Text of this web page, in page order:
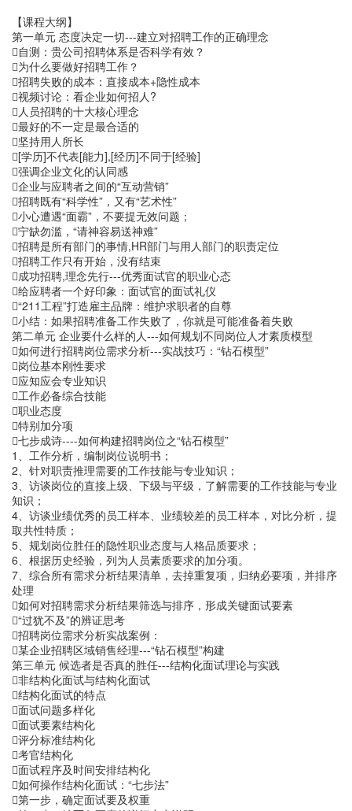
【课程大纲】
第一单元 态度决定一切---建立对招聘工作的正确理念
自测：贵公司招聘体系是否科学有效？
为什么要做好招聘工作？
招聘失败的成本：直接成本+隐性成本
视频讨论：看企业如何招人?
人员招聘的十大核心理念
最好的不一定是最合适的
坚持用人所长
[学历]不代表[能力],[经历]不同于[经验]
强调企业文化的认同感
企业与应聘者之间的“互动营销”
招聘既有“科学性”，又有“艺术性”
小心遭遇“面霸”，不要提无效问题；
宁缺勿滥，“请神容易送神难”
招聘是所有部门的事情,HR部门与用人部门的职责定位
招聘工作只有开始，没有结束
成功招聘,理念先行---优秀面试官的职业心态
给应聘者一个好印象：面试官的面试礼仪
“211工程”打造雇主品牌：维护求职者的自尊
小结：如果招聘准备工作失败了，你就是可能准备着失败
第二单元 企业要什么样的人---如何规划不同岗位人才素质模型
如何进行招聘岗位需求分析---实战技巧：“钻石模型”
岗位基本刚性要求
应知应会专业知识
工作必备综合技能
职业态度
特别加分项
七步成诗----如何构建招聘岗位之“钻石模型”
1、工作分析，编制岗位说明书；
2、针对职责推理需要的工作技能与专业知识；
3、访谈岗位的直接上级、下级与平级，了解需要的工作技能与专业
知识；
4、访谈业绩优秀的员工样本、业绩较差的员工样本，对比分析，提
取共性特质；
5、规划岗位胜任的隐性职业态度与人格品质要求；
6、根据历史经验，列为人员素质要求的加分项。
7、综合所有需求分析结果清单，去掉重复项，归纳必要项，并排序
处理
如何对招聘需求分析结果筛选与排序，形成关键面试要素
“过犹不及”的辨证思考
招聘岗位需求分析实战案例：
某企业招聘区域销售经理---“钻石模型”构建
第三单元 候选者是否真的胜任---结构化面试理论与实践
非结构化面试与结构化面试
结构化面试的特点
面试问题多样化
面试要素结构化
评分标准结构化
考官结构化
面试程序及时间安排结构化
如何操作结构化面试：“七步法”
第一步，确定面试要及权重